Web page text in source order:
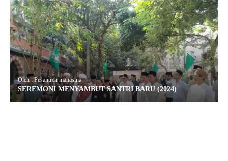
Oleh : Pesantren mahasina
SEREMONI MENYAMBUT SANTRI BARU (2024)